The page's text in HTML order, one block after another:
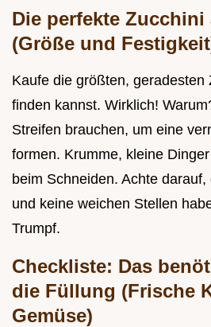
Die perfekte Zucchini
(Größe und
Kaufe die größten, geradesten
finden kannst. Wirklich!
Streifen brauchen, um eine
formen. Krumme, kleine
beim Schneiden. Achte
und keine weichen Stellen
Trumpf.
Checkliste: Das
die Füllung (Frische
Gemüse)